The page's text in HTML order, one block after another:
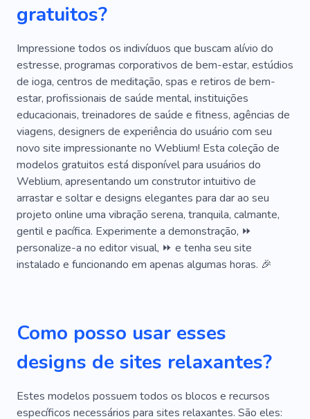
Apartamento
Feriado
Sala Estética
Instalações
Habitação
Convidados
Cama E Café Da Manhã
Casa De Hóspedes
Hostel
Pensão Óleos
Alma
Cheiro
Reparação De Cabelo
Ioga
Banho
Fitness Verde
Rejuvenescer
Meditação
Sauna
Inventar
Extensões De Cílios
Manicure
Pedicure
Depilação
Luxo
Comodidades
Quente
Ar Condicionado
Escuro
Salão
gratuitos?
Impressione todos os indivíduos que buscam alívio do
estresse, programas corporativos de bem-estar, estúdios
de ioga, centros de meditação, spas e retiros de bem-
estar, profissionais de saúde mental, instituições
educacionais, treinadores de saúde e fitness, agências de
viagens, designers de experiência do usuário com seu
novo site impressionante no Weblium! Esta coleção de
modelos gratuitos está disponível para usuários do
Weblium, apresentando um construtor intuitivo de
arrastar e soltar e designs elegantes para dar ao seu
projeto online uma vibração serena, tranquila, calmante,
gentil e pacífica. Experimente a demonstração, ⏩
personalize-a no editor visual, ⏩ e tenha seu site
instalado e funcionando em apenas algumas horas. 🎉
Como posso usar esses
designs de sites relaxantes?
Estes modelos possuem todos os blocos e recursos
específicos necessários para sites relaxantes. São eles: